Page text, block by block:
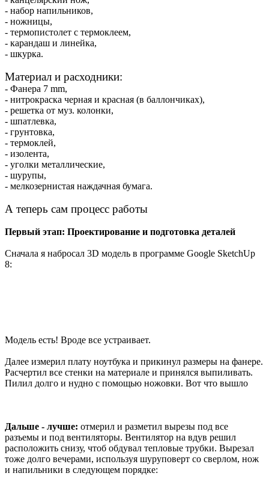
- набор напильников,
- ножницы,
- термопистолет с термоклеем,
- карандаш и линейка,
- шкурка.
Материал и расходники:
- Фанера 7 mm,
- нитрокраска черная и красная (в баллончиках),
- решетка от муз. колонки,
- шпатлевка,
- грунтовка,
- термоклей,
- изолента,
- уголки металлические,
- шурупы,
- мелкозернистая наждачная бумага.
А теперь сам процесс работы
Первый этап: Проектирование и подготовка деталей
Сначала я набросал 3D модель в программе Google SketchUp
8:
Модель есть! Вроде все устраивает.
Далее измерил плату ноутбука и прикинул размеры на фанере.
Расчертил все стенки на материале и принялся выпиливать.
Пилил долго и нудно с помощью ножовки. Вот что вышло
Дальше - лучше: отмерил и разметил вырезы под все
разъемы и под вентиляторы. Вентилятор на вдув решил
расположить снизу, чтоб обдувал тепловые трубки. Вырезал
тоже долго вечерами, используя шуруповерт со сверлом, нож
и напильники в следующем порядке: